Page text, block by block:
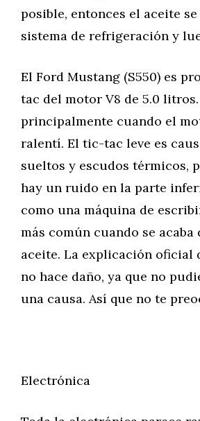
posible, entonces el aceite
sistema de refrigeración y
El Ford Mustang (S550) es
tac del motor V8 de 5.0 litros.
principalmente cuando el
ralentí. El tic-tac leve es
sueltos y escudos térmicos,
hay un ruido en la parte
como una máquina de
más común cuando se acaba
aceite. La explicación oficial
no hace daño, ya que no
una causa. Así que no te
Electrónica